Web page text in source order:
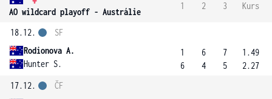
AO wildcard playoff - Austrálie
1 2 3 Kurs
18.12.
Rodionova A.
Hunter S.
SF
1
6
6
4
7
5
1.49
2.27
17.12.
ČF